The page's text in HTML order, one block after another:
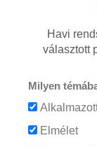
Havi
választott
Milyen
Elmélet